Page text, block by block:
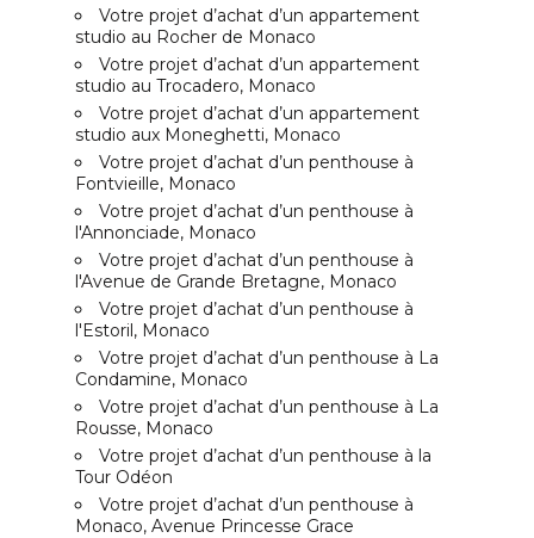
Votre projet d’achat d’un appartement
studio au Rocher de Monaco
Votre projet d’achat d’un appartement
studio au Trocadero, Monaco
Votre projet d’achat d’un appartement
studio aux Moneghetti, Monaco
Votre projet d’achat d’un penthouse à
Fontvieille, Monaco
Votre projet d’achat d’un penthouse à
l'Annonciade, Monaco
Votre projet d’achat d’un penthouse à
l'Avenue de Grande Bretagne, Monaco
Votre projet d’achat d’un penthouse à
l'Estoril, Monaco
Votre projet d’achat d’un penthouse à La
Condamine, Monaco
Votre projet d’achat d’un penthouse à La
Rousse, Monaco
Votre projet d’achat d’un penthouse à la
Tour Odéon
Votre projet d’achat d’un penthouse à
Monaco, Avenue Princesse Grace